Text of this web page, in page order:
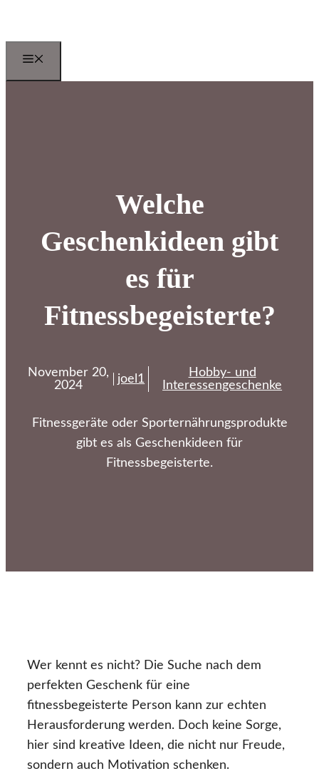
springen
Welche
Geschenkideen gibt
es für
Fitnessbegeisterte?
November 20,
2024
joel1
Hobby- und
Interessengeschenke
Fitnessgeräte oder Sporternährungsprodukte
gibt es als Geschenkideen für
Fitnessbegeisterte.
Wer kennt es nicht? Die Suche nach dem
perfekten Geschenk für eine
fitnessbegeisterte Person kann zur echten
Herausforderung werden. Doch keine Sorge,
hier sind kreative Ideen, die nicht nur Freude,
sondern auch Motivation schenken.